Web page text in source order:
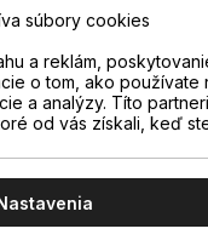
Pro
Natural
súbory cookies
a reklám,
o tom, ako používate
a analýzy. Títo
od vás získali, keď